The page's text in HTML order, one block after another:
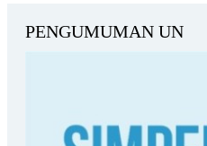
PENGUMUMAN UN